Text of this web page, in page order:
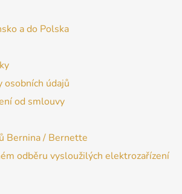
a do Polska
osobních údajů
od smlouvy
Bernina / Bernette
odběru vysloužilých elektrozařízení